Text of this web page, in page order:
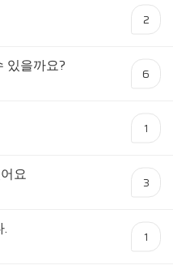
2
있을까요? 6
1
요 3
. 1